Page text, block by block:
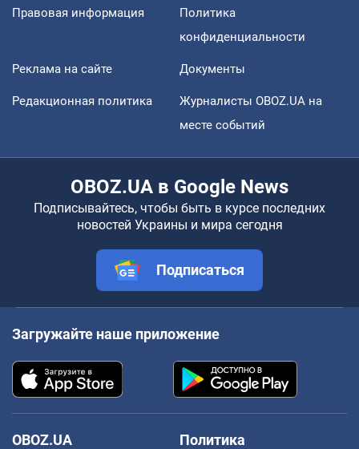
Правовая информация
Политика
конфиденциальности
Реклама на сайте Документы
Редакционная политика
Журналисты OBOZ.UA на
месте событий
OBOZ.UA в Google News
Подписывайтесь, чтобы быть в курсе последних
новостей Украины и мира сегодня
Подписаться
Загружайте наше приложение
OBOZ.UA
Политика